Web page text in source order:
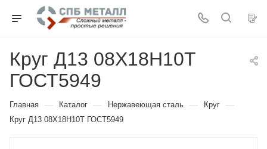
Круг Д13 08Х18Н10Т
ГОСТ5949
Главная — Каталог — Нержавеющая сталь — Круг —
Круг Д13 08Х18Н10Т ГОСТ5949